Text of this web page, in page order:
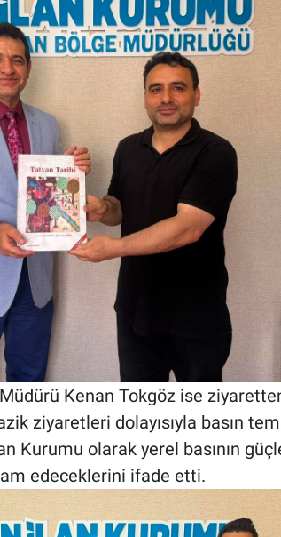
Kenan Tokgöz ise
ziyaretleri dolayısıyla basın
Kurumu olarak yerel basının
edeceklerini ifade etti.